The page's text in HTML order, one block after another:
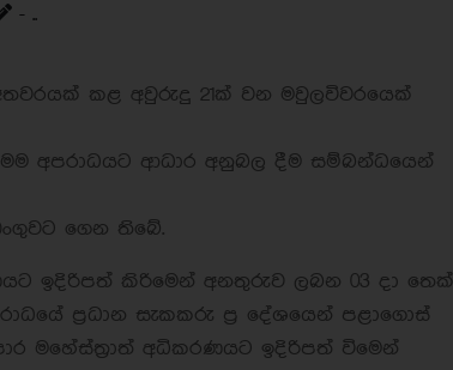
- ..
කළ අවුරුදු 21ක් වන මවුලවිවරයෙක්
අපරාධයට ආධාර අනුබල දීම සම්බන්ධයෙන්
ගෙන තිබේ.
ඉදිරිපත් කිරිමෙන් අනතුරුව ලබන 03 දා තෙක්
ප්‍රධාන සැකකරු ප්‍ර දේශයෙන් පළාගොස්
මහේස්ත්‍රාත් අධිකරණයට ඉදිරිපත් විමෙන්